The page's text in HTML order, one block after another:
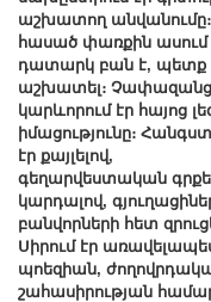
International cooperation
Youth programs
Photogallery
Videogallery
Web Resources
Other Academies
"Gitutyun" newspaper
"In the World of
աշխատող
հասած փառքին ասում
դատարկ բան է, պետք
աշխատել։ Չափազանց
կարևորում էր հայոց
իմացությունը։
էր քայլելով,
գեղարվեստական
կարդալով,
բանվորների հետ
Սիրում էր
պոեզիան,
շահասիրության համար